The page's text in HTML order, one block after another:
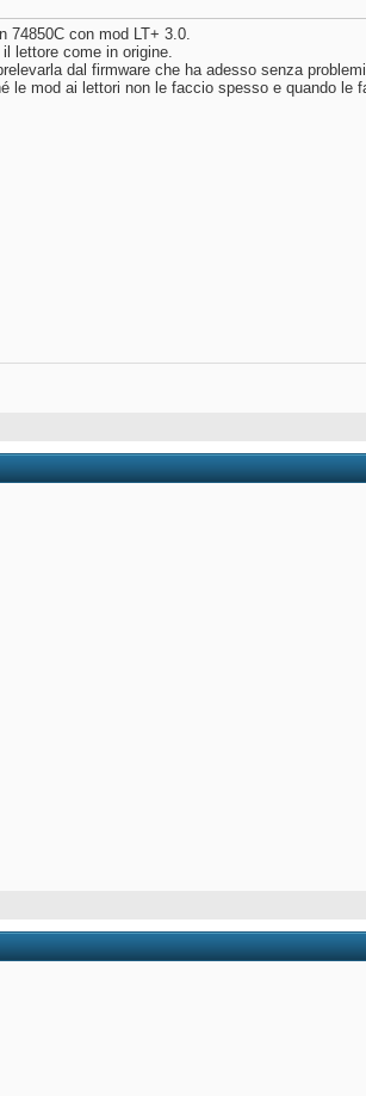
74850C con mod LT+ 3.0.
lettore come in origine.
dal firmware che ha adesso senza
le mod ai lettori non le faccio spesso e quando le